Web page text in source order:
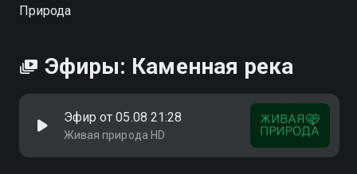
Природа
Эфиры: Каменная река
Эфир от 05.08 21:28
Живая природа HD